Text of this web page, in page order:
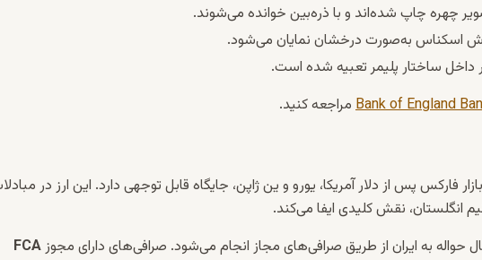
چهره چاپ شده‌اند و با ذره‌بین خوانده می‌شوند.
اسکناس به‌صورت درخشان نمایان می‌شود.
داخل ساختار پلیمر تعبیه شده است.
Bank of England مراجعه کنید.
فارکس پس از دلار آمریکا، یورو و ین ژاپن، جایگاه قابل توجهی دارد. این ارز در
انگلستان، نقش کلیدی ایفا می‌کند.
حواله به ایران از طریق صرافی‌های مجاز انجام می‌شود. صرافی‌های دارای مجوز FCA